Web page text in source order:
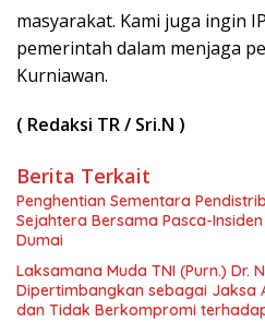
masyarakat. Kami juga ingin
pemerintah dalam menjaga
Kurniawan.
( Redaksi TR / Sri.N )
Berita Terkait
Penghentian Sementara
Sejahtera Bersama Pasca-
Dumai
Laksamana Muda TNI (Purn.) Dr.
Dipertimbangkan sebagai Jaksa
dan Tidak Berkompromi